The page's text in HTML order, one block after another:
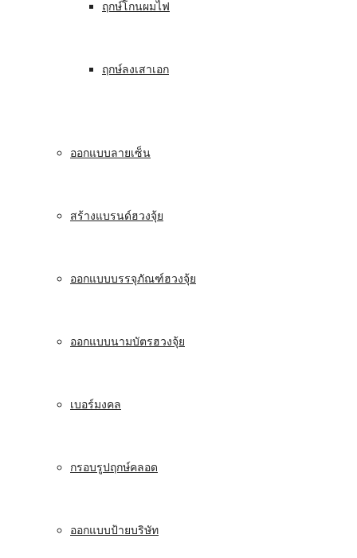
ฤกษ์โกนผมไฟ
ฤกษ์ลงเสาเอก
ออกแบบลายเซ็น
สร้างแบรนด์ฮวงจุ้ย
ออกแบบบรรจุภัณฑ์ฮวงจุ้ย
ออกแบบนามบัตรฮวงจุ้ย
เบอร์มงคล
กรอบรูปฤกษ์คลอด
ออกแบบป้ายบริษัท